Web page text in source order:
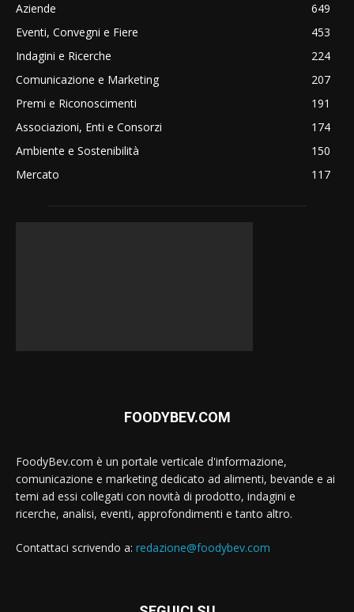
Aziende
649
Eventi, Convegni e Fiere
453
Indagini e Ricerche
224
Comunicazione e Marketing
207
Premi e Riconoscimenti
191
Associazioni, Enti e Consorzi
174
Ambiente e Sostenibilità
150
Mercato
117
FOODYBEV.COM
FoodyBev.com è un portale verticale d'informazione,
comunicazione e marketing dedicato ad alimenti, bevande e ai
temi ad essi collegati con novità di prodotto, indagini e
ricerche, analisi, eventi, approfondimenti e tanto altro.
Contattaci scrivendo a: redazione@foodybev.com